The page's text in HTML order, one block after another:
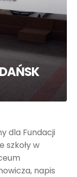
dla Fundacji
szkoły w
napis